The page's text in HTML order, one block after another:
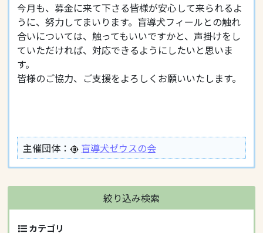
今月も、募金に来て下さる皆様が安心して来られるよ
うに、努力してまいります。盲導犬フィールとの触れ
合いについては、触ってもいいですかと、声掛けをし
ていただければ、対応できるようにしたいと思いま
す。
皆様のご協力、ご支援をよろしくお願いいたします。
主催団体： 盲導犬ゼウスの会
絞り込み検索
カテゴリ